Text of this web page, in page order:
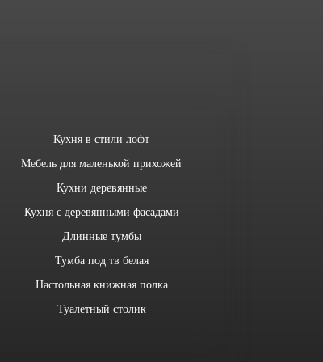
Кухня в стили лофт
Мебель для маленькой прихожей
Кухни деревянные
Кухня с деревянными фасадами
Длинные тумбы
Тумба под тв белая
Настольная книжная полка
Туалетный столик